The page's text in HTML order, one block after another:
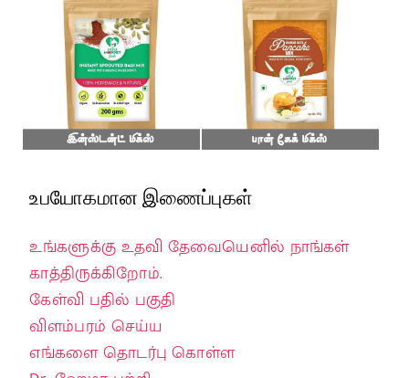
உபயோகமான இணைப்புகள்
உங்களுக்கு உதவி தேவையெனில் நாங்கள்
காத்திருக்கிறோம்.
கேள்வி பதில் பகுதி
விளம்பரம் செய்ய
எங்களை தொடர்பு கொள்ள